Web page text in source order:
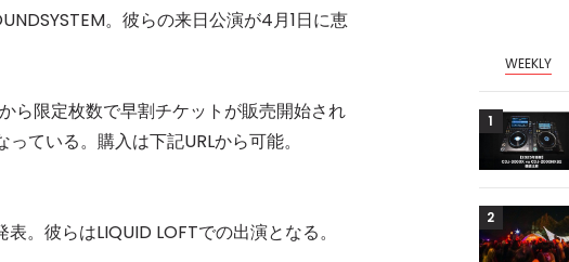
。彼らの来日公演が4月1日に恵
ら限定枚数で早割チケットが販売開始され
ている。購入は下記URLから可能。
。彼らはLIQUID LOFTでの出演となる。
WEEKLY
1
クラベリア編集部が選ぶ、渋谷
のおすすめクラブ10選【2024
DJ!?
1
2